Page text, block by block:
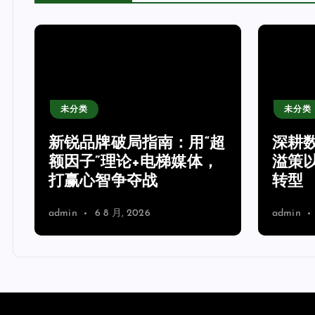
未分类
新锐品牌破局指南：用“超
额因子”理论+电梯媒体，
打赢心智争夺战
admin 6 8 月, 2026
未分类
深耕
溢策
转型
admin